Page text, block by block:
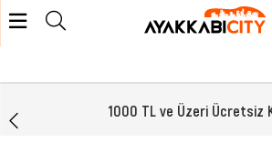
1000 TL ve Üzeri Ücretsiz